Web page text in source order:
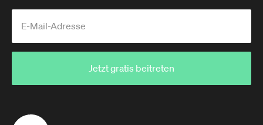
Jetzt gratis beitreten